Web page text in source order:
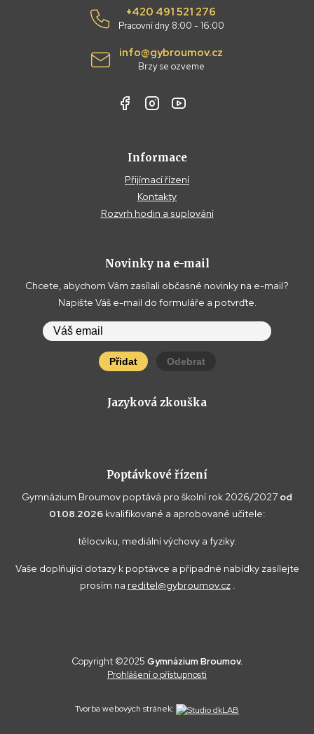
+420 491 521 276
Pracovní dny 8:00 - 16:00
info@gybroumov.cz
Brzy se ozveme
Informace
Přijímací řízení
Kontakty
Rozvrh hodin a suplování
Novinky na e-mail
Chcete, abychom Vám zasílali občasné novinky na e-mail?
Napište Váš e-mail do formuláře a potvrďte.
Přidat Odebrat
Jazyková zkouška
Poptávkové řízení
Gymnázium Broumov poptává pro školní rok 2026/2027 od
01.08.2026 kvalifikované a aprobované učitele:
tělocviku, mediální výchovy a fyziky.
Vaše doplňující dotazy k poptávce a případné nabídky zasílejte
prosím na reditel@gybroumov.cz.
Tvorba webových stránek:
Copyright ©2025 Gymnázium Broumov.
Prohlášení o přístupnosti